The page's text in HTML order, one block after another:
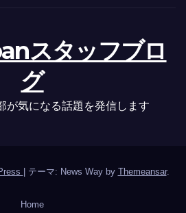
スタッフブロ
グ
が気になる話題を発信します
| テーマ: News Way by Themeansar.
Home